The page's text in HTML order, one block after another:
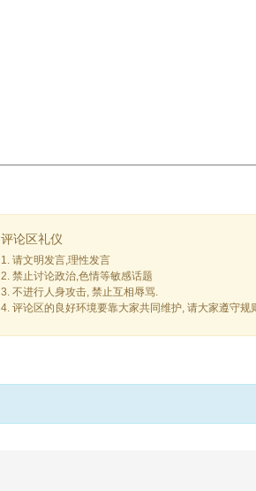
评论区礼仪
1. 请文明发言,理性发言
2. 禁止讨论政治,色情等敏感话题
3. 不进行人身攻击, 禁止互相辱骂.
4. 评论区的良好环境要靠大家共同维护, 请大家遵守规